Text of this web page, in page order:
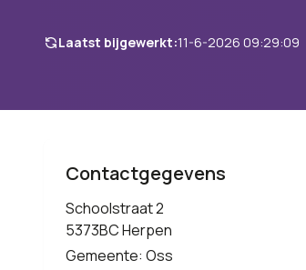
Laatst bijgewerkt:11-6-2026 09:29:09
Contactgegevens
Schoolstraat 2
5373BC Herpen
Gemeente: Oss